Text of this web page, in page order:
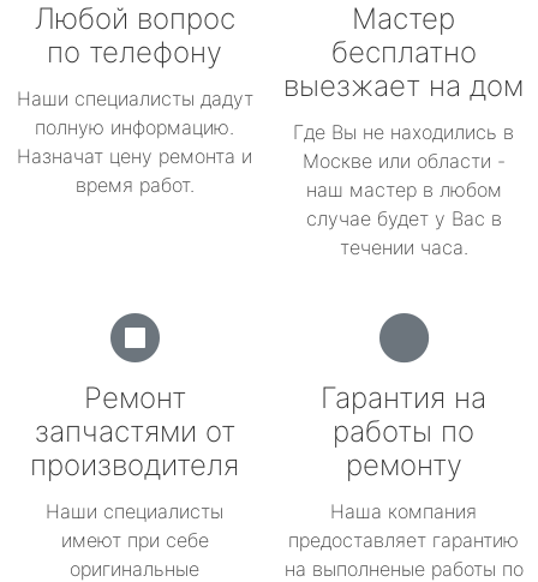
Любой вопрос
по телефону
Наши специалисты дадут
полную информацию.
Назначат цену ремонта и
время работ.
Мастер
бесплатно
выезжает на дом
Где Вы не находились в
Москве или области -
наш мастер в любом
случае будет у Вас в
течении часа.
Ремонт
запчастями от
производителя
Наши специалисты
имеют при себе
оригинальные
Гарантия на
работы по
ремонту
Наша компания
предоставляет гарантию
на выполненые работы по